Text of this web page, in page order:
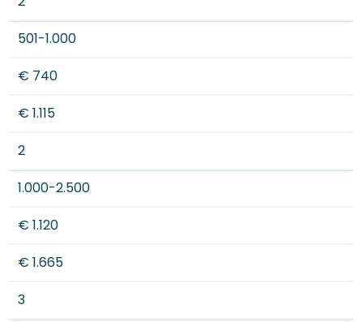
501-1.000
€ 740
€ 1.115
2
1.000-2.500
€ 1.120
€ 1.665
3